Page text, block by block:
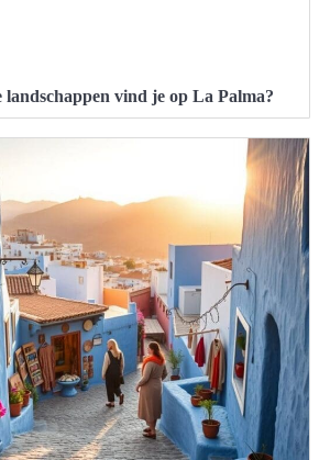
landschappen vind je op La Palma?